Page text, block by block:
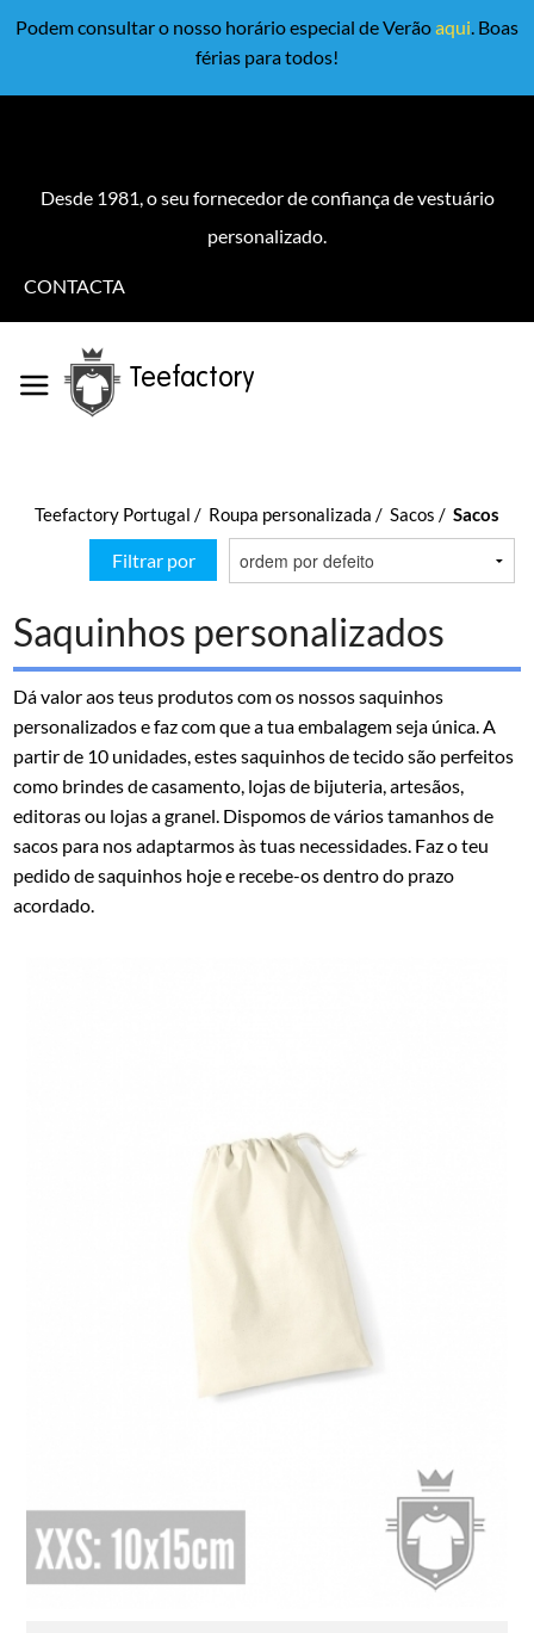
Podem consultar o nosso horário especial de Verãoaqui. Boas
férias para todos!
Desde 1981, o seu fornecedor de confiança de vestuário
personalizado.
CONTACTA
Teefactory
Teefactory Portugal Roupa personalizada Sacos Sacos
Filtrar por
Saquinhos personalizados
Dá valor aos teus produtos com os nossos saquinhos
personalizados e faz com que a tua embalagem seja única. A
partir de 10 unidades, estes saquinhos de tecido são perfeitos
como brindes de casamento, lojas de bijuteria, artesãos,
editoras ou lojas a granel. Dispomos de vários tamanhos de
sacos para nos adaptarmos às tuas necessidades. Faz o teu
pedido de saquinhos hoje e recebe-os dentro do prazo
acordado.